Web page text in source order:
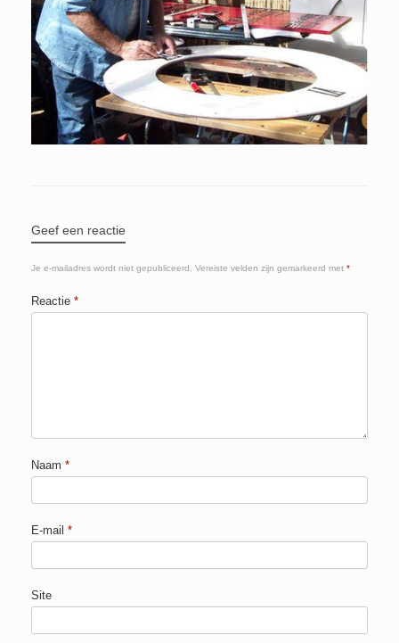
Geef een reactie
Je e-mailadres wordt niet gepubliceerd. Vereiste velden zijn gemarkeerd met *
Reactie *
Naam *
E-mail *
Site